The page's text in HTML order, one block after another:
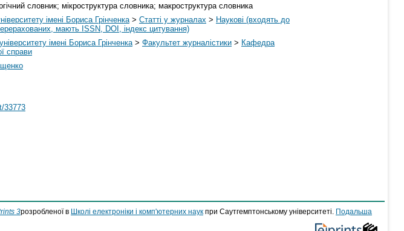
словник; мікроструктура словника; макроструктура словника
імені Бориса Грінченка > Статті у журналах > Наукові (входять до
мають ISSN, DOI, індекс цитування)
імені Бориса Грінченка > Факультет журналістики > Кафедра
справи
33773
3розробленої в Школі електроніки і комп'ютерних наук при Саутгемптонському університеті.
Подальша